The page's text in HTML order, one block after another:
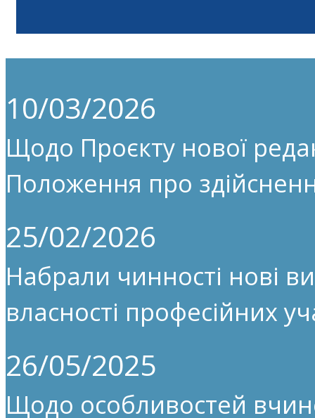
10/03/2026
Щодо Проєкту нової
Положення про
25/02/2026
Набрали чинності нові
власності професійних
26/05/2025
Щодо особливостей